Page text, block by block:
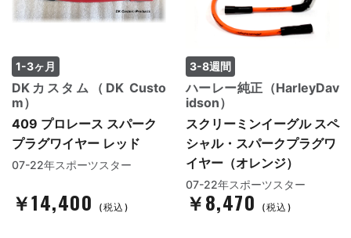
1-3ヶ月
DKカスタム（DK Custo
m）
409 プロレース スパーク
プラグワイヤー レッド
07-22年スポーツスター
￥14,400 (税込)
3-8週間
ハーレー純正（HarleyDav
idson）
スクリーミンイーグル スペ
シャル・スパークプラグワ
イヤー（オレンジ）
07-22年スポーツスター
￥8,470 (税込)